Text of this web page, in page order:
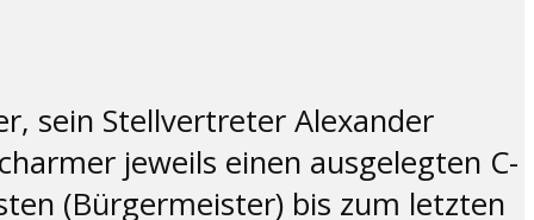
sein Stellvertreter Alexander
jeweils einen ausgelegten C-
(Bürgermeister) bis zum letzten